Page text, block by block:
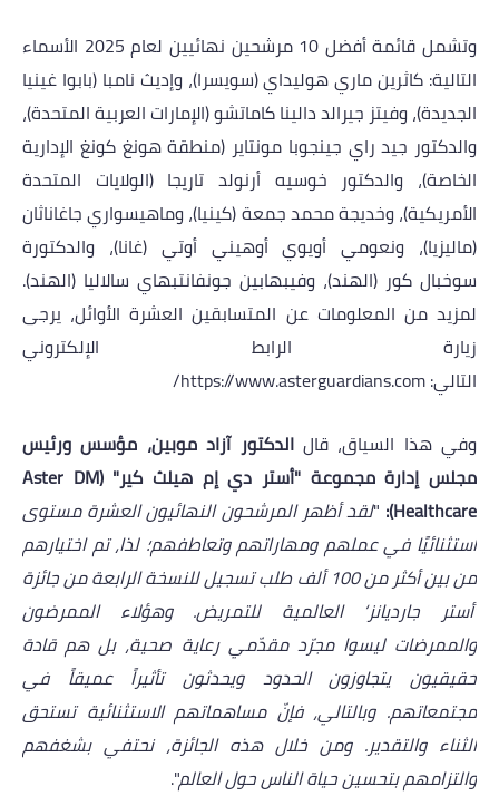
وتشمل قائمة أفضل 10 مرشحين نهائيين لعام 2025 الأسماء
التالية: كاثرين ماري هوليداي (سويسرا)، وإديث نامبا (بابوا غينيا
الجديدة)، وفيتز جيرالد دالينا كاماتشو (الإمارات العربية المتحدة)،
والدكتور جيد راي جينجوبا مونتاير (منطقة هونغ كونغ الإدارية
الخاصة)، والدكتور خوسيه أرنولد تاريجا (الولايات المتحدة
الأمريكية)، وخديجة محمد جمعة (كينيا)، وماهيسواري جاغاناثان
(ماليزيا)، ونعومي أويوي أوهيني أوتي (غانا)، والدكتورة
سوخبال كور (الهند)، وفيبهابين جونفانتبهاي سالاليا (الهند).
لمزيد من المعلومات عن المتسابقين العشرة الأوائل، يرجى
زيارة الرابط الإلكتروني
التالي:
وفي هذا السياق، قالالدكتور آزاد موبين، مؤسس ورئيس
مجلس إدارة مجموعة "أستر دي إم هيلث كير" (Aster DM
Healthcare
):
"لقد أظهر المرشحون النهائيون العشرة مستوى
استثنائيًا في عملهم ومهاراتهم وتعاطفهم؛ لذا، تم اختيارهم
من بين أكثر من 100 ألف طلب تسجيل للنسخة الرابعة من جائزة
’أستر جارديانز‘ العالمية للتمريض. وهؤلاء الممرضون
والممرضات ليسوا مجرّد مقدّمي رعاية صحية، بل هم قادة
حقيقيون يتجاوزون الحدود ويحدثون تأثيراً عميقاً في
مجتمعاتهم. وبالتالي، فإنّ مساهماتهم الاستثنائية تستحق
الثناء والتقدير. ومن خلال هذه الجائزة، نحتفي بشغفهم
والتزامهم بتحسين حياة الناس حول العالم".